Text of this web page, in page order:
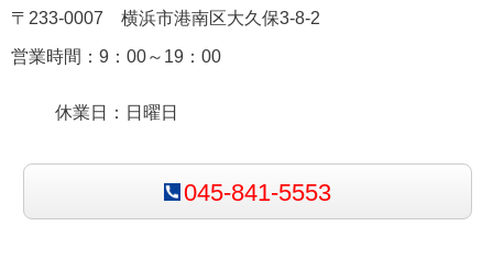
〒233-0007 横浜市港南区大久保3-8-2
営業時間：9：00～19：00
休業日：日曜日
045-841-5553